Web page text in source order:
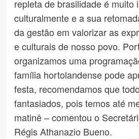
repleta de brasilidade é muito
culturalmente e a sua
da gestão em valorizar as
e culturais de nosso povo.
organizamos uma
família hortolandense pode
festa, recomendamos que
fantasiados, pois temos até
matinê – comentou o
Régis Athanazio Bueno.